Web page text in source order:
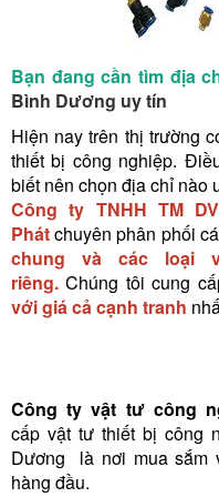
Bạn đang cần tìm địa
Bình Dương uy tín
Hiện nay trên thị trường
thiết bị công nghiệp.
biết nên chọn địa chỉ nào
Công ty TNHH TM
Phátchuyên phân phối
chung và các loại
riêng. Chúng tôi cung
với giá cả cạnh tranh
Công ty vật tư công
cấp vật tư thiết bị công
Dương là nơi mua sắm
hàng đầu.